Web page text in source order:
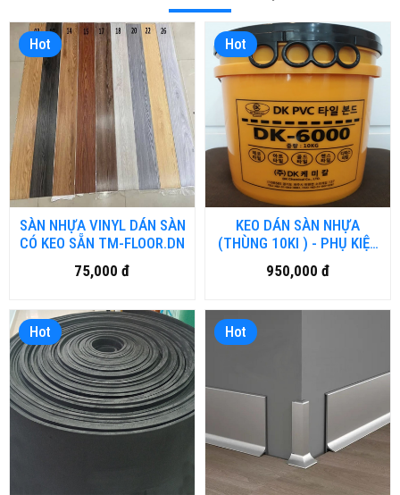
Hot
SÀN NHỰA VINYL DÁN SÀN
CÓ KEO SẴN TM-FLOOR.DN
75,000 đ
Hot
KEO DÁN SÀN NHỰA
(THÙNG 10KI ) - PHỤ KIỆN
SÀN NHỰA
950,000 đ
Hot Hot